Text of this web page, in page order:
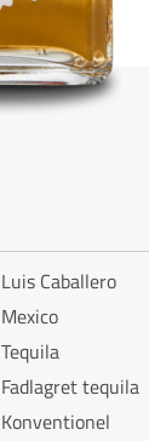
Luis Caballero
Mexico
Tequila
Fadlagret tequila
Konventionel